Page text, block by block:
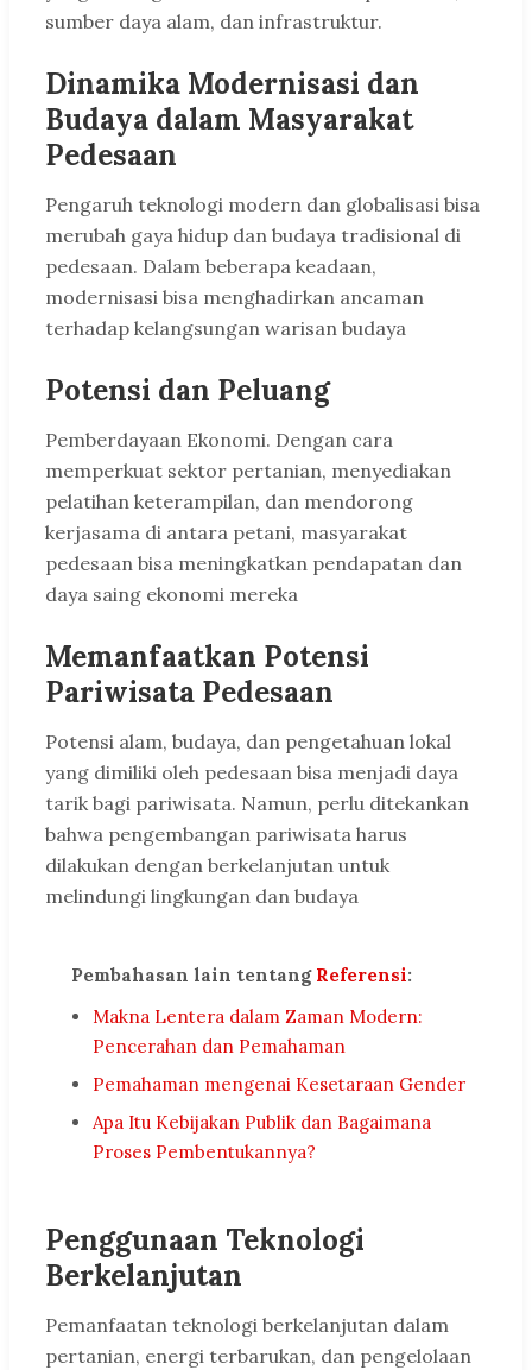
sumber daya alam, dan infrastruktur.
Dinamika Modernisasi dan
Budaya dalam Masyarakat
Pedesaan
Pengaruh teknologi modern dan globalisasi bisa
merubah gaya hidup dan budaya tradisional di
pedesaan. Dalam beberapa keadaan,
modernisasi bisa menghadirkan ancaman
terhadap kelangsungan warisan budaya
Potensi dan Peluang
Pemberdayaan Ekonomi. Dengan cara
memperkuat sektor pertanian, menyediakan
pelatihan keterampilan, dan mendorong
kerjasama di antara petani, masyarakat
pedesaan bisa meningkatkan pendapatan dan
daya saing ekonomi mereka
Memanfaatkan Potensi
Pariwisata Pedesaan
Potensi alam, budaya, dan pengetahuan lokal
yang dimiliki oleh pedesaan bisa menjadi daya
tarik bagi pariwisata. Namun, perlu ditekankan
bahwa pengembangan pariwisata harus
dilakukan dengan berkelanjutan untuk
melindungi lingkungan dan budaya
Pembahasan lain tentang Referensi:
Makna Lentera dalam Zaman Modern:
Pencerahan dan Pemahaman
Pemahaman mengenai Kesetaraan Gender
Apa Itu Kebijakan Publik dan Bagaimana
Proses Pembentukannya?
Penggunaan Teknologi
Berkelanjutan
Pemanfaatan teknologi berkelanjutan dalam
pertanian, energi terbarukan, dan pengelolaan